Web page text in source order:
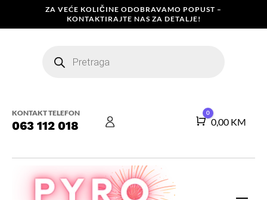
ZA VEĆE KOLIČINE ODOBRAVAMO POPUST –
KONTAKTIRAJTE NAS ZA DETALJE!
search
KONTAKT TELEFON
063 112 018 Košarica
0
0,00 KM